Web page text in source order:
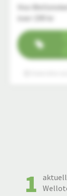
Hos
över 199 kr
1